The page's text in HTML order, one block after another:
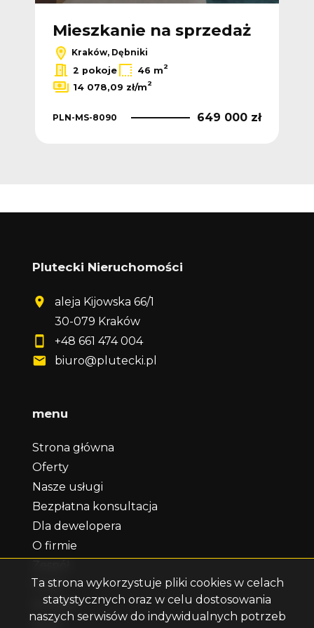
Mieszkanie na sprzedaż
Kraków, Dębniki
2 pokoje
46 m2
14 078,09 zł/m2
PLN-MS-8090 649 000 zł
Plutecki Nieruchomości
aleja Kijowska 66/1
30-079 Kraków
+48 661 474 004
biuro@plutecki.pl
menu
Strona główna
Oferty
Nasze usługi
Bezpłatna konsultacja
Dla dewelopera
O firmie
Praca
Kontakt
Rodo
Ta strona wykorzystuje pliki cookies w celach
statystycznych oraz w celu dostosowania
naszych serwisów do indywidualnych potrzeb